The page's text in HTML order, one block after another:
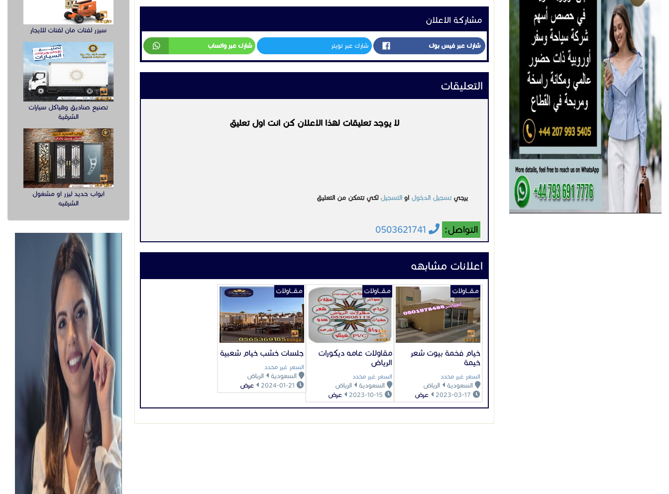
التواصل: 0503621741
عرض
مـقـــاولات
2023-10-15
عرض
سيزر لفتات مان لفتات للايجار
تصنيع صناديق وهياكل سيارات
الشرقية
ابواب حديد ليزر او مشغول
الشرقيه